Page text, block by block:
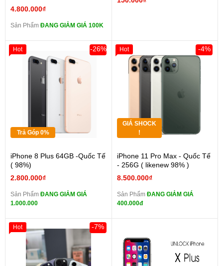
4.800.000₫
Sản Phẩm ĐANG GIẢM GIÁ 100K
Trả Góp 0%
iPhone 8 Plus 64GB -Quốc Tế
( 98%)
2.800.000₫
-26%
Sản Phẩm ĐANG GIẢM GIÁ
1.000.000
Hot
GIÁ SHOCK
!
iPhone 11 Pro Max - Quốc Tế
- 256G ( likenew 98% )
8.500.000₫
-4%
Sản Phẩm ĐANG GIẢM GIÁ
400.000đ
Hot
-7%
Hot